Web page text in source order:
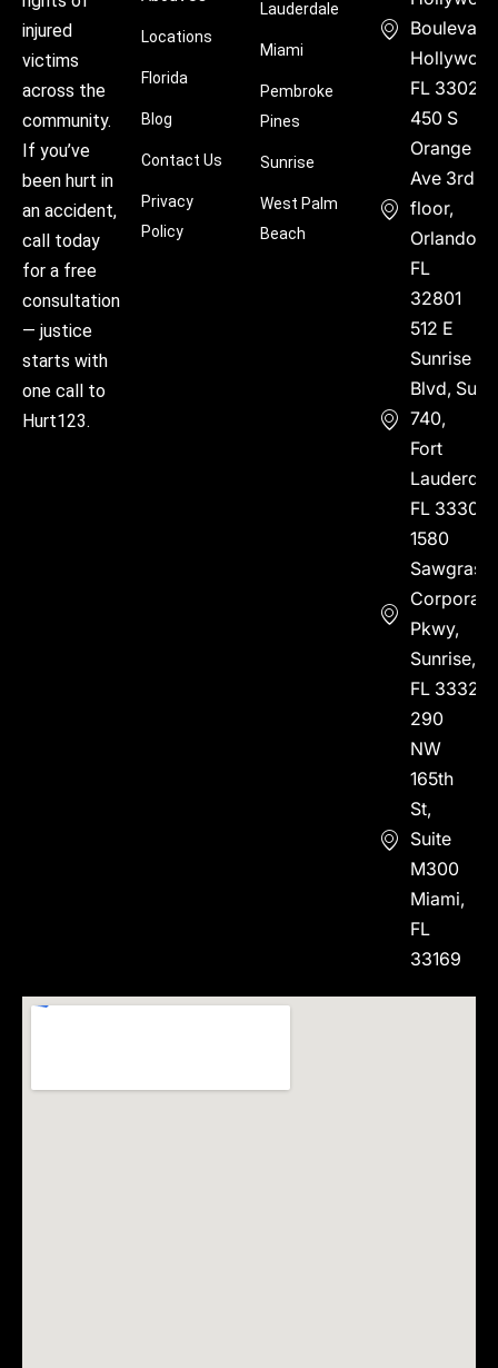
injured
victims
across the
community.
If you’ve
been hurt in
an accident,
call today
for a free
consultation
— justice
starts with
one call to
Hurt123.
Locations
Florida
Blog
Contact Us
Privacy
Policy
Lauderdale
Miami
Pembroke
Pines
Sunrise
West Palm
Beach
Boulevard,
FL 33021
450 S
Orange
Ave 3rd
floor,
Orlando,
FL
32801
512 E
Sunrise
Blvd, Suite
740,
Fort
FL 33304
1580
Sawgrass
Corporate
Pkwy,
Sunrise,
FL 33323
290
NW
165th
St,
Suite
M300
Miami,
FL
33169